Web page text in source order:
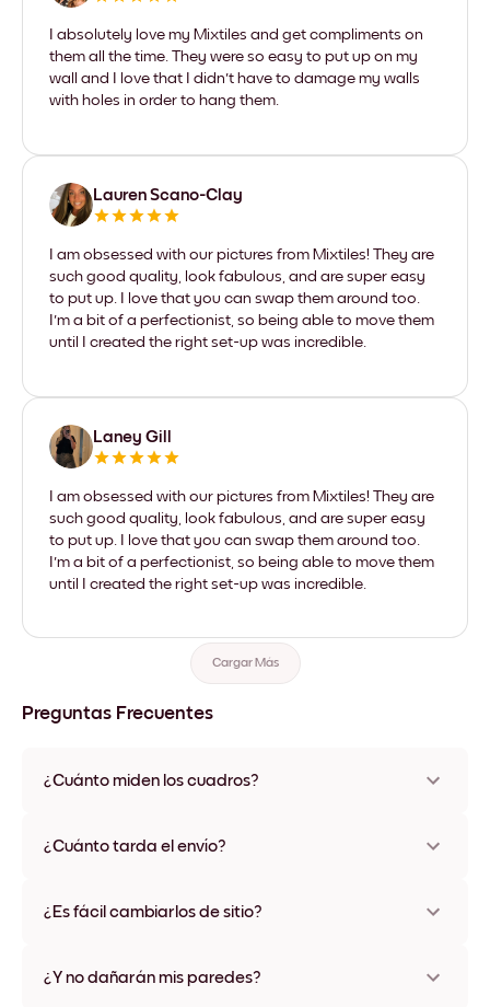
I absolutely love my Mixtiles and get compliments on
them all the time. They were so easy to put up on my
wall and I love that I didn't have to damage my walls
with holes in order to hang them.
Lauren Scano-Clay
I am obsessed with our pictures from Mixtiles! They are
such good quality, look fabulous, and are super easy
to put up. I love that you can swap them around too.
I'm a bit of a perfectionist, so being able to move them
until I created the right set-up was incredible.
Laney Gill
I am obsessed with our pictures from Mixtiles! They are
such good quality, look fabulous, and are super easy
to put up. I love that you can swap them around too.
I'm a bit of a perfectionist, so being able to move them
until I created the right set-up was incredible.
Cargar Más
Preguntas Frecuentes
¿Cuánto miden los cuadros?
varios materiales y colores de marco, incluidas opciones sin
¿Cuánto tarda el envío?
disponibles en algunos países. Te enviaremos un número de
¿Es fácil cambiarlos de sitio?
ningún daño
¿Y no dañarán mis paredes?